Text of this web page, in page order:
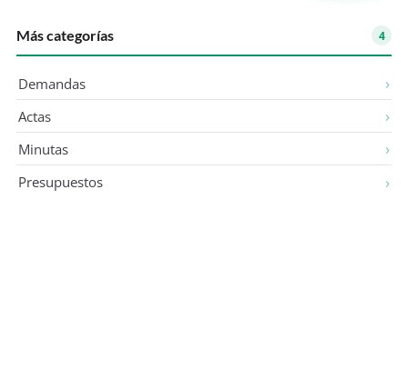
Más categorías 4
Demandas
Actas
Minutas
Presupuestos